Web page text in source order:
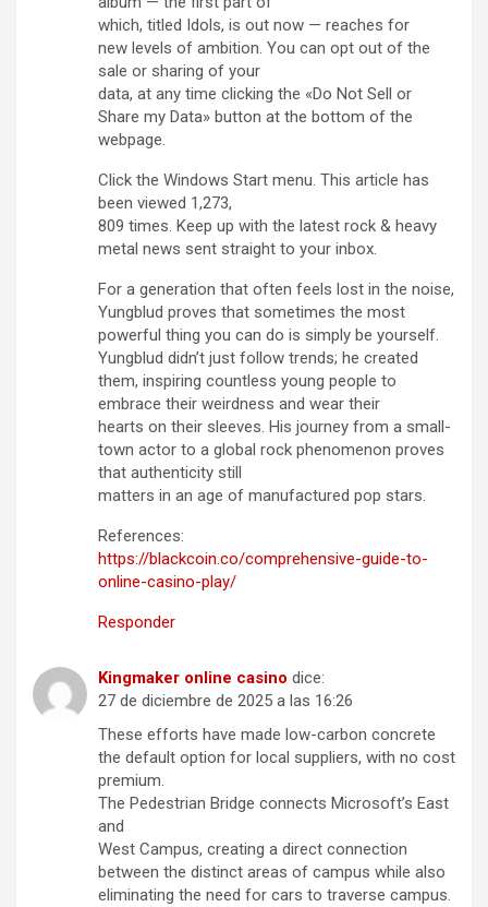
which, titled Idols, is out now — reaches for
new levels of ambition. You can opt out of the
sale or sharing of your
data, at any time clicking the «Do Not Sell or
Share my Data» button at the bottom of the
webpage.
Click the Windows Start menu. This article has
been viewed 1,273,
809 times. Keep up with the latest rock & heavy
metal news sent straight to your inbox.
For a generation that often feels lost in the noise,
Yungblud proves that sometimes the most
powerful thing you can do is simply be yourself.
Yungblud didn’t just follow trends; he created
them, inspiring countless young people to
embrace their weirdness and wear their
hearts on their sleeves. His journey from a small-
town actor to a global rock phenomenon proves
that authenticity still
matters in an age of manufactured pop stars.
References:
https://blackcoin.co/comprehensive-guide-to-
online-casino-play/
Responder
Kingmaker online casino dice:
27 de diciembre de 2025 a las 16:26
These efforts have made low-carbon concrete
the default option for local suppliers, with no cost
premium.
The Pedestrian Bridge connects Microsoft’s East
and
West Campus, creating a direct connection
between the distinct areas of campus while also
eliminating the need for cars to traverse campus.